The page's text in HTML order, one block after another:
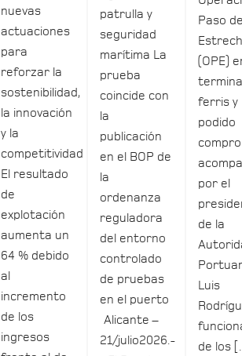
nuevas
actuaciones
para
reforzar la
sostenibilidad,
la innovación
y la
competitividad
El resultado
de
explotación
aumenta un
64 % debido
al
incremento
de los
ingresos
patrulla y
seguridad
marítima La
prueba
coincide con
la
publicación
en el BOP de
la
ordenanza
reguladora
del entorno
controlado
de pruebas
en el puerto
Alicante –
21/julio2026.-
Paso
(OPE)
ferris y
podido
por el
de la
Luis
de los